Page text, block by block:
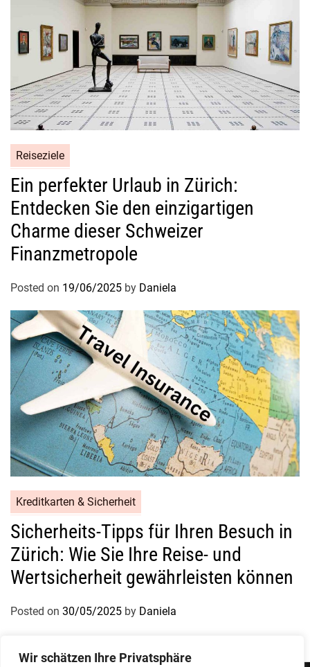
Wir schätzen Ihre Privatsphäre
Reiseziele
Ein perfekter Urlaub in Zürich:
Entdecken Sie den einzigartigen
Charme dieser Schweizer
Finanzmetropole
Posted on 19/06/2025 by Daniela
Kreditkarten & Sicherheit
Sicherheits-Tipps für Ihren Besuch in
Zürich: Wie Sie Ihre Reise- und
Wertsicherheit gewährleisten können
Posted on 30/05/2025 by Daniela